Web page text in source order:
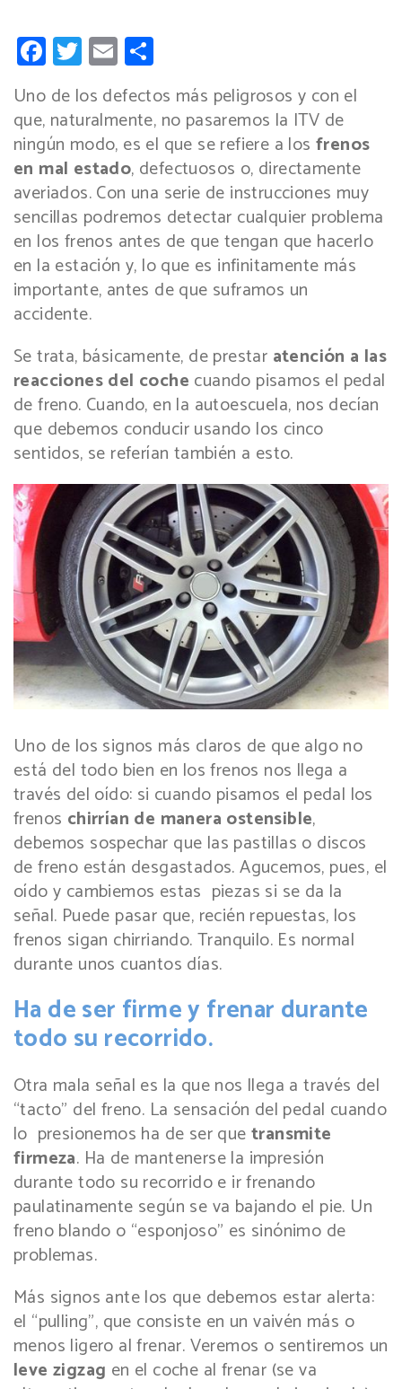
Facebook
Twitter
Email
Uno de los defectos más peligrosos y con el
que, naturalmente, no pasaremos la ITV de
ningún modo, es el que se refiere a los frenos
en mal estado, defectuosos o, directamente
averiados. Con una serie de instrucciones muy
sencillas podremos detectar cualquier problema
en los frenos antes de que tengan que hacerlo
en la estación y, lo que es infinitamente más
importante, antes de que suframos un
accidente.
Se trata, básicamente, de prestar atención a las
reacciones del coche cuando pisamos el pedal
de freno. Cuando, en la autoescuela, nos decían
que debemos conducir usando los cinco
sentidos, se referían también a esto.
Uno de los signos más claros de que algo no
está del todo bien en los frenos nos llega a
través del oído: si cuando pisamos el pedal los
frenos chirrían de manera ostensible,
debemos sospechar que las pastillas o discos
de freno están desgastados. Agucemos, pues, el
oído y cambiemos estas piezas si se da la
señal. Puede pasar que, recién repuestas, los
frenos sigan chirriando. Tranquilo. Es normal
durante unos cuantos días.
Ha de ser firme y frenar durante
todo su recorrido.
Otra mala señal es la que nos llega a través del
“tacto” del freno. La sensación del pedal cuando
lo presionemos ha de ser quetransmite
firmeza. Ha de mantenerse la impresión
durante todo su recorrido e ir frenando
paulatinamente según se va bajando el pie. Un
freno blando o “esponjoso” es sinónimo de
problemas.
Más signos ante los que debemos estar alerta:
el “pulling”, que consiste en un vaivén más o
menos ligero al frenar. Veremos o sentiremos un
leve zigzag en el coche al frenar (se va